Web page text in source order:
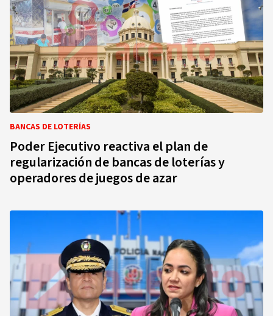
BANCAS DE LOTERÍAS
Poder Ejecutivo reactiva el plan de
regularización de bancas de loterías y
operadores de juegos de azar